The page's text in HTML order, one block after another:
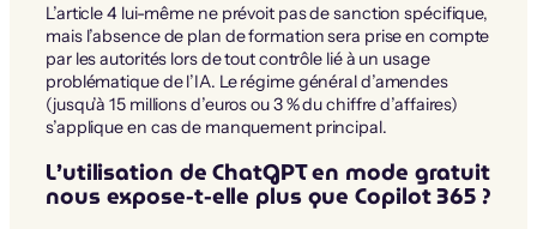
L’article 4 lui-même ne prévoit pas de sanction spécifique,
mais l’absence de plan de formation sera prise en compte
par les autorités lors de tout contrôle lié à un usage
problématique de l’IA. Le régime général d’amendes
(jusqu’à 15 millions d’euros ou 3 % du chiffre d’affaires)
s’applique en cas de manquement principal.
L’utilisation de ChatGPT en mode gratuit
nous expose-t-elle plus que Copilot 365 ?